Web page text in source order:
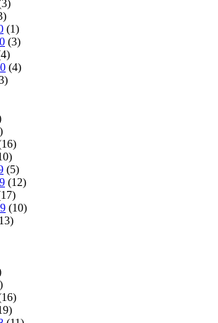
(1)
(3)
(4)
(5)
(12)
(10)